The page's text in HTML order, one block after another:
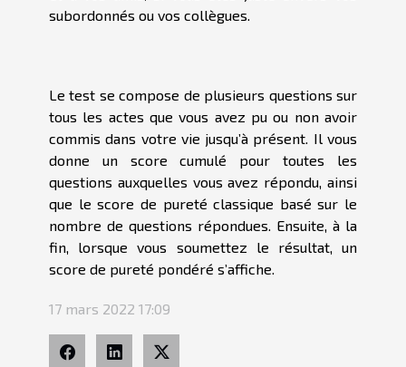
subordonnés ou vos collègues.
Le test se compose de plusieurs questions sur
tous les actes que vous avez pu ou non avoir
commis dans votre vie jusqu’à présent. Il vous
donne un score cumulé pour toutes les
questions auxquelles vous avez répondu, ainsi
que le score de pureté classique basé sur le
nombre de questions répondues. Ensuite, à la
fin, lorsque vous soumettez le résultat, un
score de pureté pondéré s’affiche.
17 mars 2022 17:09